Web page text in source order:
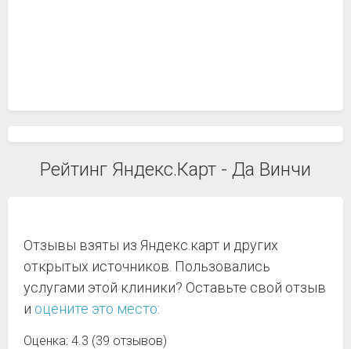
Рейтинг Яндекс.Карт - Да Винчи
Отзывы взяты из Яндекс.карт и других
открытых источников. Пользовались
услугами этой клиники? Оставьте свой отзыв
и оцените это место:
Оценка: 4.3 (39 отзывов)